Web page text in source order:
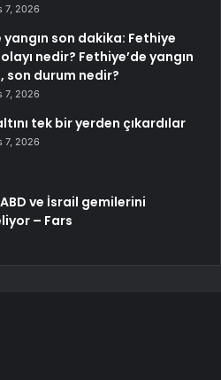
7, 2026
yangın son dakika: Fethiye
nedir? Fethiye’de yangın
son durum nedir?
7, 2026
tek bir yerden çıkardılar
7, 2026
ve İsrail gemilerini
– Fars